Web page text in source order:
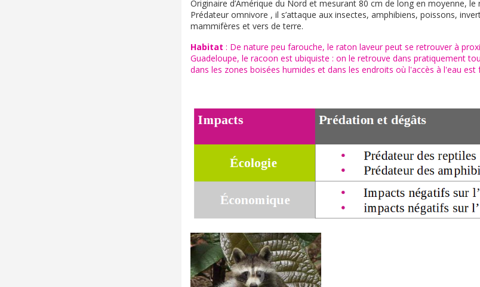
Originaire d’Amérique du Nord et mesurant 80 cm de long en moyenne,
Prédateur omnivore , il s’attaque aux insectes, amphibiens, poissons,
mammifères et vers de terre.
Habitat : De nature peu farouche, le raton laveur peut se retrouver à
Guadeloupe, le racoon est ubiquiste : on le retrouve dans pratiquement
dans les zones boisées humides et dans les endroits où l'accès à l'eau est